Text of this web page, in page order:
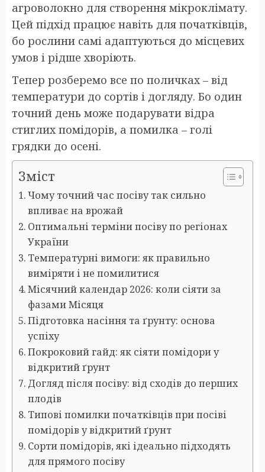
агроволокно для створення мікроклімату.
Цей підхід працює навіть для початківців,
бо рослини самі адаптуються до місцевих
умов і рідше хворіють.
Тепер розберемо все по поличках – від
температури до сортів і догляду. Бо один
точний день може подарувати відра
стиглих помідорів, а помилка – голі
грядки до осені.
Зміст
Чому точний час посіву так сильно
впливає на врожай
Оптимальні терміни посіву по регіонах
України
Температурні вимоги: як правильно
виміряти і не помилитися
Місячний календар 2026: коли сіяти за
фазами Місяця
Підготовка насіння та ґрунту: основа
успіху
Покроковий гайд: як сіяти помідори у
відкритий ґрунт
Догляд після посіву: від сходів до перших
плодів
Типові помилки початківців при посіві
помідорів у відкритий ґрунт
Сорти помідорів, які ідеально підходять
для прямого посіву